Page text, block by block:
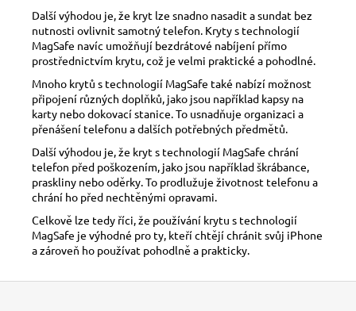
Další výhodou je, že kryt lze snadno nasadit a sundat bez
nutnosti ovlivnit samotný telefon. Kryty s technologií
MagSafe navíc umožňují bezdrátové nabíjení přímo
prostřednictvím krytu, což je velmi praktické a pohodlné.
Mnoho krytů s technologií MagSafe také nabízí možnost
připojení různých doplňků, jako jsou například kapsy na
karty nebo dokovací stanice. To usnadňuje organizaci a
přenášení telefonu a dalších potřebných předmětů.
Další výhodou je, že kryt s technologií MagSafe chrání
telefon před poškozením, jako jsou například škrábance,
praskliny nebo oděrky. To prodlužuje životnost telefonu a
chrání ho před nechtěnými opravami.
Celkově lze tedy říci, že používání krytu s technologií
MagSafe je výhodné pro ty, kteří chtějí chránit svůj iPhone
a zároveň ho používat pohodlně a prakticky.